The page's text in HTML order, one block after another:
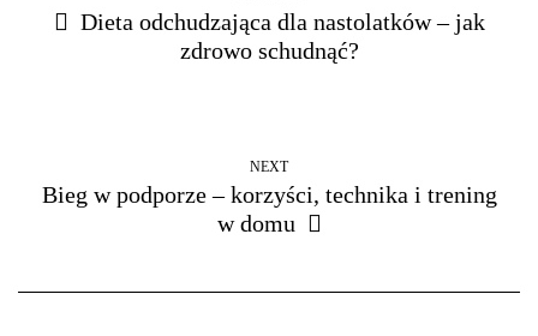
Dieta odchudzająca dla nastolatków – jak
zdrowo schudnąć?
NEXT
Bieg w podporze – korzyści, technika i trening
w domu